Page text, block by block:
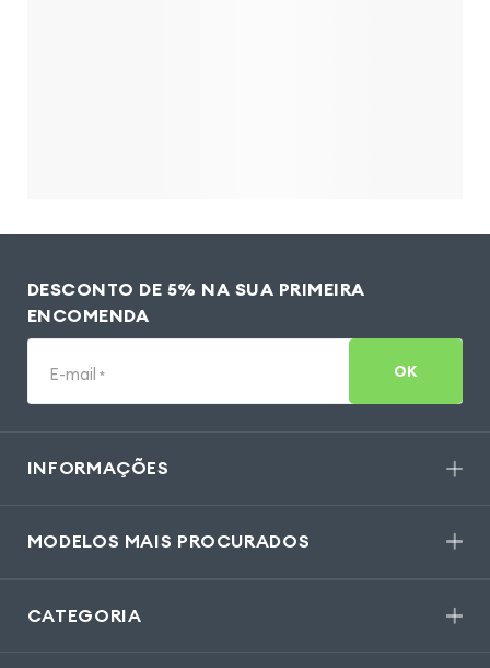
DESCONTO DE 5% NA SUA PRIMEIRA
ENCOMENDA
E-mail * OK
INFORMAÇÕES
MODELOS MAIS PROCURADOS
CATEGORIA